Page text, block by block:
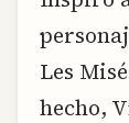
Les
hecho,